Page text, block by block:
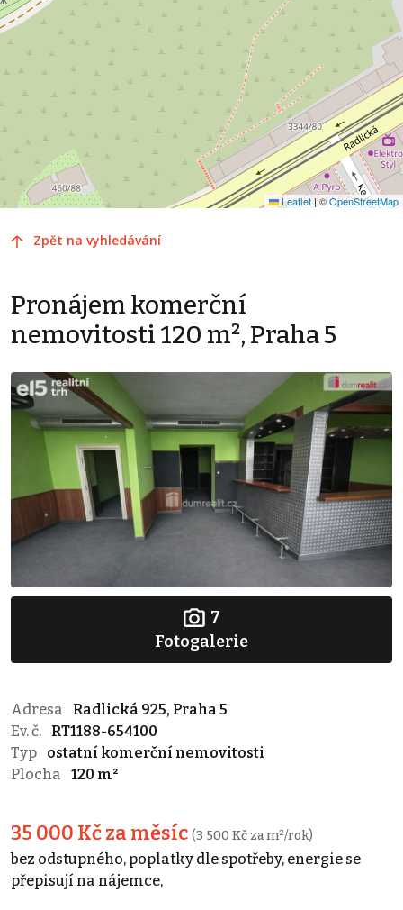
Leaflet|©OpenStreetMap
Zpět na vyhledávání
Pronájem komerční
nemovitosti 120 m², Praha 5
7
Fotogalerie
Adresa
Radlická 925, Praha 5
Ev. č.
RT1188-654100
Typ
ostatní komerční nemovitosti
Plocha
120 m²
35 000 Kč za měsíc (3 500 Kč za m²/rok)
bez odstupného, poplatky dle spotřeby, energie se
přepisují na nájemce,